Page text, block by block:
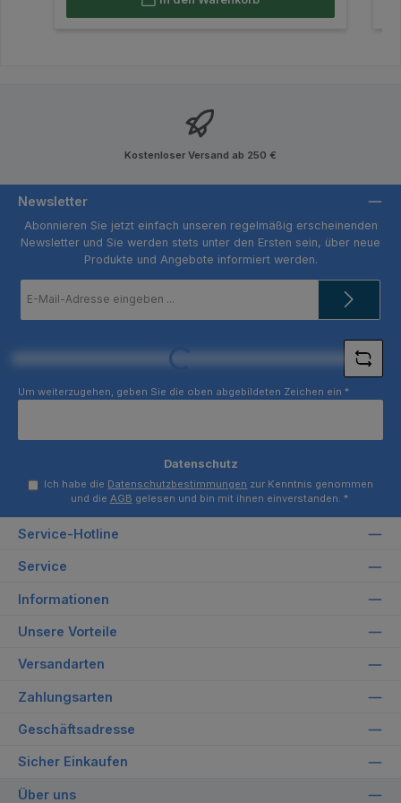
Kostenloser Versand ab 250 €
Newsletter
Abonnieren Sie jetzt einfach unseren regelmäßig erscheinenden
Newsletter und Sie werden stets unter den Ersten sein, über neue
Produkte und Angebote informiert werden.
Mail-
Loading...
Um weiterzugehen, geben Sie die oben abgebildeten Zeichen ein *
Datenschutz
Ich habe die Datenschutzbestimmungen zur Kenntnis genommen
und die AGB gelesen und bin mit ihnen einverstanden. *
Service-Hotline
Service
Informationen
Unsere Vorteile
Versandarten
Zahlungsarten
Geschäftsadresse
Sicher Einkaufen
Über uns